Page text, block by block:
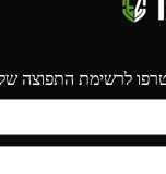
לרשימת התפוצה